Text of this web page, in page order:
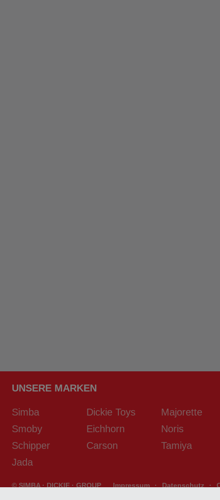
UNSERE MARKEN
Simba Dickie Toys
Majorette
Smoby
Eichhorn
Noris
Schipper
Carson
Tamiya
Jada
© SIMBA · DICKIE · GROUP Impressum · Datenschutz ·